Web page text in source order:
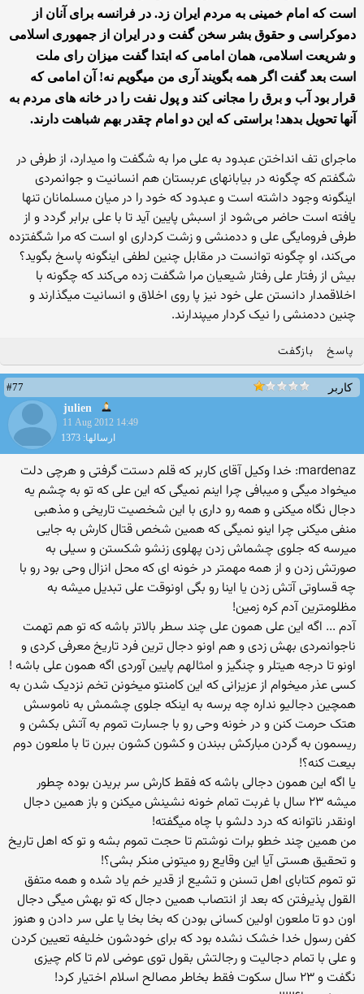
است که امام خمینی به مردم ایران زد. در فرانسه برای آنان از
دموکراسی و حقوق بشر سخن گفت و در ایران از جمهوری اسلامی
و شریعت اسلامی، همان امامی که ابتدا گفت میزان رای ملت
است بعد گفت اگر همه بگویند آری من میگویم نه! آن امامی که
قرار بود آب و برق را مجانی کند و پول نفت را در خانه های مردم به
آنها تحویل بدهد! براستی که این دو امام چقدر بهم شباهت دارند.
ماجرای تف انداختن عبدود به علی مرا به شگفت وا میدارد، از طرفی در
شگفتم که چگونه در بیابانهای عربستان هم انسانیت و جوانمردی
اینگونه وجود داشته است و عبدود که خود را در میان مسلمانان تنها
یافته است حاضر می‌شود از اسبش پایین آید تا با علی برابر گردد و از
طرفی فرومایگی علی و ددمنشی و زشت کرداری او است که مرا شگفتزده
می‌کند، او چگونه توانست در مقابل چنین لطفی اینگونه پاسخ بگوید؟
بیش از رفتار علی رفتار شیعیان مرا شگفت زده می‌کند که چگونه با
اخلاقمدار دانستن علی خود نیز پا روی اخلاق و انسانیت میگذارند و
چنین ددمنشی را نیک کردار میپندارند.
پاسخ بازگفت
کاربر
#77
julien
11 Aug 2012 14:49
ارسالها: 1373
mardenaz: خدا وکیل آقای کاربر که قلم دستت گرفتی و هرچی دلت
میخواد میگی و میبافی چرا اینم نمیگی که این علی که تو به چشم یه
دجال نگاه میکنی و همه رو داری با این شخصیت تاریخی و مذهبی
منفی میکنی چرا اینو نمیگی که همین شخص قتال کارش به جایی
میرسه که جلوی چشماش زدن پهلوی زنشو شکستن و سیلی به
صورتش زدن و از همه مهمتر در خونه ای که محل انزال وحی بود رو با
چه قساوتی آتش زدن یا اینا رو بگی اونوقت علی تبدیل میشه به
مظلومترین آدم کره زمین!
آدم ... اگه این علی همون علی چند سطر بالاتر باشه که تو هم تهمت
ناجوانمردی بهش زدی و هم اونو دجال ترین فرد تاریخ معرفی کردی و
اونو تا درجه هیتلر و چنگیز و امثالهم پایین آوردی اگه همون علی باشه !
کسی عذر میخوام از عزیزانی که این کامنتو میخونن تخم نزدیک شدن به
همچین دجالیو نداره چه برسه به اینکه جلوی چشمش به ناموسش
هتک حرمت کنن و در خونه وحی رو با جسارت تموم به آتش بکشن و
ریسمون به گردن مبارکش ببندن و کشون کشون ببرن تا با ملعون دوم
بیعت کنه؟!
یا اگه این همون دجالی باشه که فقط کارش سر بریدن بوده چطور
میشه ۲۳ سال با غربت تمام خونه نشینش میکنن و باز همین دجال
اونقدر ناتوانه که درد دلشو با چاه میگفته!
من همین چند خطو برات نوشتم تا حجت تموم بشه و تو که اهل تاریخ
و تحقیق هستی آیا این وقایع رو میتونی منکر بشی؟!
تو تموم کتابای اهل تسنن و تشیع از قدیر خم یاد شده و همه متفق
القول پذیرفتن که بعد از انتصاب همین دجال که تو بهش میگی دجال
اون دو تا ملعون اولین کسانی بودن که بخا بخا یا علی سر دادن و هنوز
کفن رسول خدا خشک نشده بود که برای خودشون خلیفه تعیین کردن
و علی با تمام دجالیت و رجالتش بقول توی عوضی لام تا کام چیزی
نگفت و ۲۳ سال سکوت فقط بخاطر مصالح اسلام اختیار کرد!